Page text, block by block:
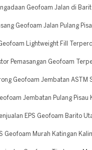
Geofoam Jalan di
Geofoam Jalan Pulang
Lightweight Fill
Pemasangan Geofoam
Geofoam Jembatan ASTM
Jembatan Pulang Pisau
EPS Geofoam Barito
Geofoam Murah Katingan